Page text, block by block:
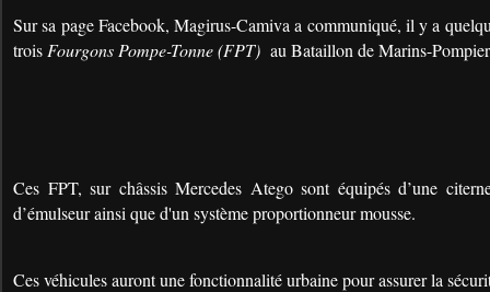
Sur sa page Facebook, Magirus-Camiva a communiqué, il y a
trois Fourgons Pompe-Tonne (FPT) au Bataillon de Marins-
Ces FPT, sur châssis Mercedes Atego sont équipés d’une
d’émulseur ainsi que d'un système proportionneur mousse.
Ces véhicules auront une fonctionnalité urbaine pour assurer la